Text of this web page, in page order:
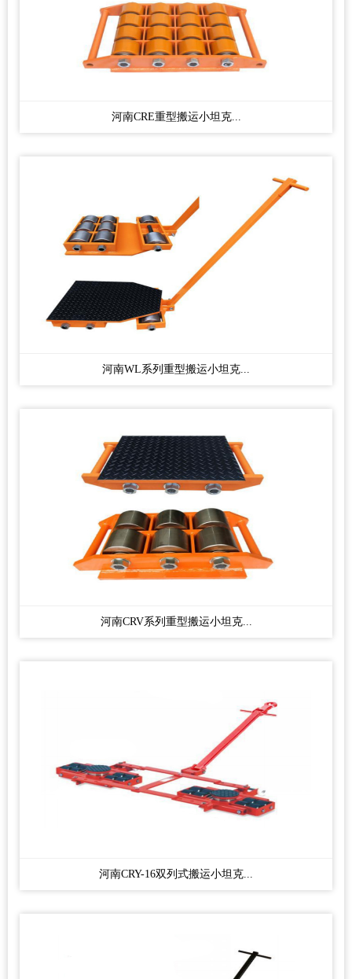
河南CRE重型搬运小坦克...
河南WL系列重型搬运小坦克...
河南CRV系列重型搬运小坦克...
河南CRY-16双列式搬运小坦克...